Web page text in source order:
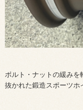
ボルト・ナットの緩みを
抜かれた鍛造スポーツホ